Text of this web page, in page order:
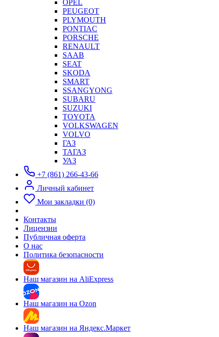
OPEL
PEUGEOT
PLYMOUTH
PONTIAC
PORSCHE
RENAULT
SAAB
SEAT
SKODA
SMART
SSANGYONG
SUBARU
SUZUKI
TOYOTA
VOLKSWAGEN
VOLVO
ГАЗ
ТАГАЗ
УАЗ
+7 (861) 266-43-66
Личный кабинет
Мои закладки (0)
Контакты
Лицензии
Публичная оферта
О нас
Политика безопасности
Наш магазин на AliExpress
Наш магазин на Ozon
Наш магазин на Яндекс.Маркет